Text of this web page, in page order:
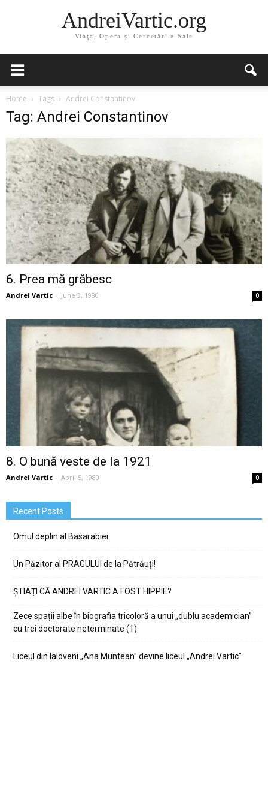
AndreiVartic.org
Viaţa, Opera şi Cercetările Sale
Home Tags Andrei Constantinov
Tag: Andrei Constantinov
6. Prea mă grăbesc
Andrei Vartic - June 3, 1980 0
8. O bună veste de la 1921
Andrei Vartic - April 5, 1980 0
Recent Posts
Omul deplin al Basarabiei
Un Păzitor al PRAGULUI de la Pătrăuți!
ȘTIAȚI CĂ ANDREI VARTIC A FOST HIPPIE?
Zece spații albe în biografia tricoloră a unui „dublu academician”
cu trei doctorate neterminate (1)
Liceul din Ialoveni „Ana Muntean” devine liceul „Andrei Vartic”